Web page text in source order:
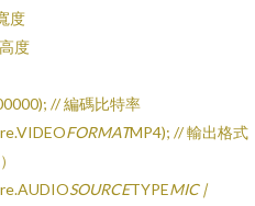
度
度
// 編碼比特率
FORMATMP4); // 輸出格式
SOURCETYPEMIC |